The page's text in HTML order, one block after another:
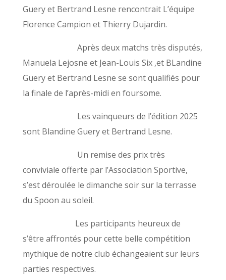
Guery et Bertrand Lesne rencontrait L’équipe
Florence Campion et Thierry Dujardin.
Après deux matchs très disputés,
Manuela Lejosne et Jean-Louis Six ,et BLandine
Guery et Bertrand Lesne se sont qualifiés pour
la finale de l’après-midi en foursome.
Les vainqueurs de l’édition 2025
sont Blandine Guery et Bertrand Lesne.
Un remise des prix très
conviviale offerte par l’Association Sportive,
s’est déroulée le dimanche soir sur la terrasse
du Spoon au soleil.
Les participants heureux de
s’être affrontés pour cette belle compétition
mythique de notre club échangeaient sur leurs
parties respectives.